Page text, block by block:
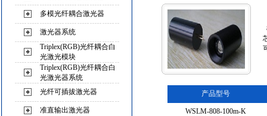
多模光纤耦合激光器
激光器系统
Triplex(RGB)光纤耦合白
光激光模块
Triplex(RGB)光纤耦合白
光激光器系统
光纤可插拔激光器
准直输出激光器
产品型号
WSLM-808-100m-K